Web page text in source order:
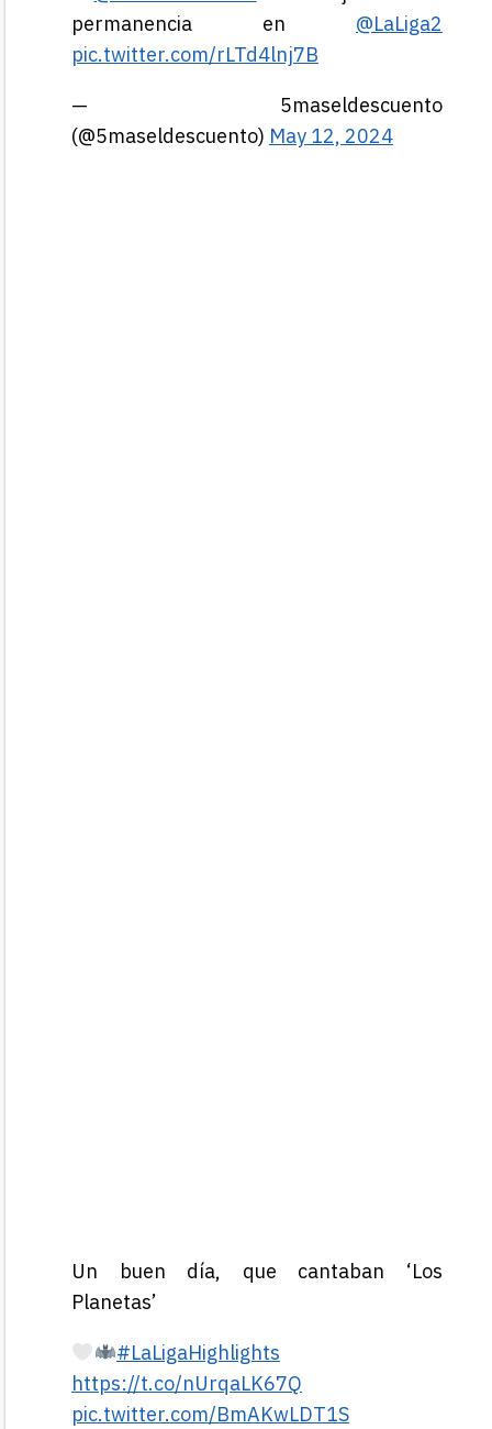
permanencia en @LaLiga2
pic.twitter.com/rLTd4lnj7B
— 5maseldescuento
(@5maseldescuento) May 12, 2024
Un buen día, que cantaban ‘Los
Planetas’
#LaLigaHighlights
https://t.co/nUrqaLK67Q
pic.twitter.com/BmAKwLDT1S